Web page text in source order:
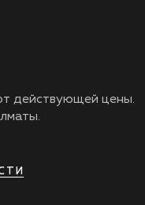
действующей цены.